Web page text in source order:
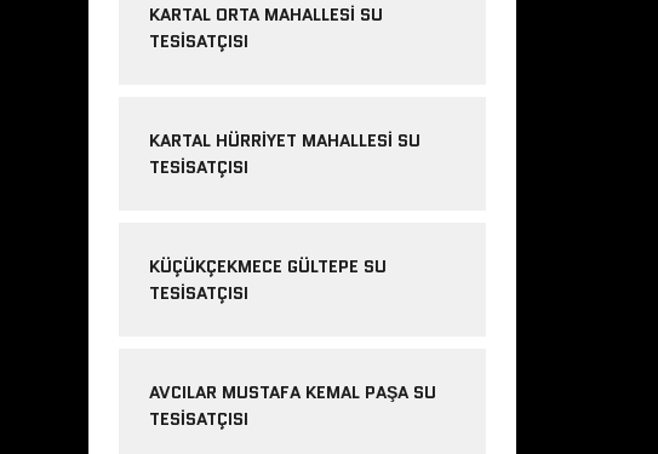
KARTAL ORTA MAHALLESI SU
TESISATÇISI
KARTAL HÜRRIYET MAHALLESI SU
TESISATÇISI
KÜÇÜKÇEKMECE GÜLTEPE SU
TESISATÇISI
AVCILAR MUSTAFA KEMAL PAŞA SU
TESISATÇISI